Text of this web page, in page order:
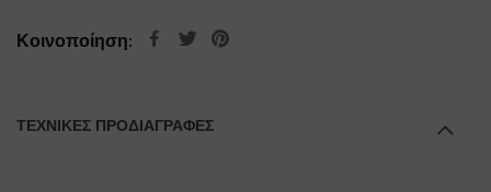
Κοινοποίηση:
ΤΕΧΝΙΚΕΣ ΠΡΟΔΙΑΓΡΑΦΕΣ